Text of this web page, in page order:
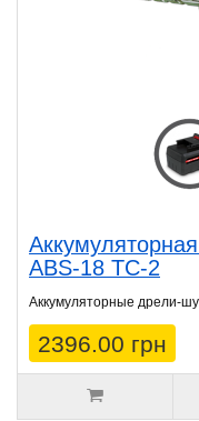
ABS-18 TC-2
Аккумуляторные дрели-
2396.00 грн